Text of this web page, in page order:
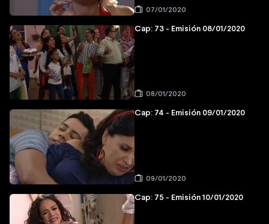
07/01/2020
Cap: 73 - Emisión 08/01/2020
08/01/2020
Cap: 74 - Emisión 09/01/2020
09/01/2020
Cap: 75 - Emisión 10/01/2020